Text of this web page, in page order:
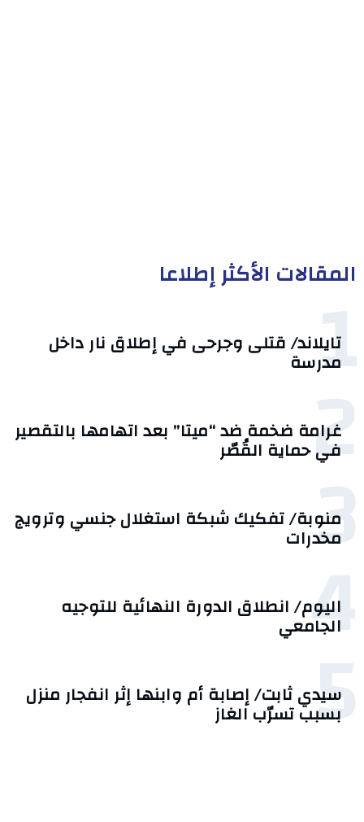
المقالات الأكثر إطلاعا
1
تايلاند/ قتلى وجرحى في إطلاق نار داخل
مدرسة
2
غرامة ضخمة ضد “ميتا” بعد اتهامها بالتقصير
في حماية القُصّر
3
منوبة/ تفكيك شبكة استغلال جنسي وترويج
مخدرات
4
اليوم/ انطلاق الدورة النهائية للتوجيه
الجامعي
5
سيدي ثابت/ إصابة أم وابنها إثر انفجار منزل
بسبب تسرّب الغاز